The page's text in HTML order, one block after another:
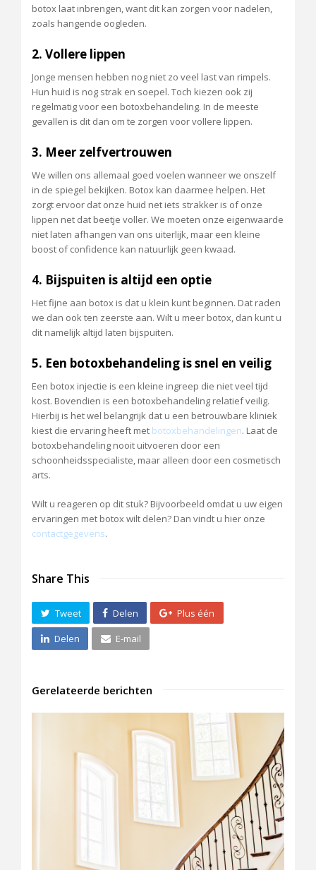
botox laat inbrengen, want dit kan zorgen voor nadelen,
zoals hangende oogleden.
2. Vollere lippen
Jonge mensen hebben nog niet zo veel last van rimpels.
Hun huid is nog strak en soepel. Toch kiezen ook zij
regelmatig voor een botoxbehandeling. In de meeste
gevallen is dit dan om te zorgen voor vollere lippen.
3. Meer zelfvertrouwen
We willen ons allemaal goed voelen wanneer we onszelf
in de spiegel bekijken. Botox kan daarmee helpen. Het
zorgt ervoor dat onze huid net iets strakker is of onze
lippen net dat beetje voller. We moeten onze eigenwaarde
niet laten afhangen van ons uiterlijk, maar een kleine
boost of confidence kan natuurlijk geen kwaad.
4. Bijspuiten is altijd een optie
Het fijne aan botox is dat u klein kunt beginnen. Dat raden
we dan ook ten zeerste aan. Wilt u meer botox, dan kunt u
dit namelijk altijd laten bijspuiten.
5. Een botoxbehandeling is snel en veilig
Een botox injectie is een kleine ingreep die niet veel tijd
kost. Bovendien is een botoxbehandeling relatief veilig.
Hierbij is het wel belangrijk dat u een betrouwbare kliniek
kiest die ervaring heeft met botoxbehandelingen. Laat de
botoxbehandeling nooit uitvoeren door een
schoonheidsspecialiste, maar alleen door een cosmetisch
arts.
Wilt u reageren op dit stuk? Bijvoorbeeld omdat u uw eigen
ervaringen met botox wilt delen? Dan vindt u hier onze
contactgegevens.
Share This
Tweet Delen Plus één
Delen E-mail
Gerelateerde berichten